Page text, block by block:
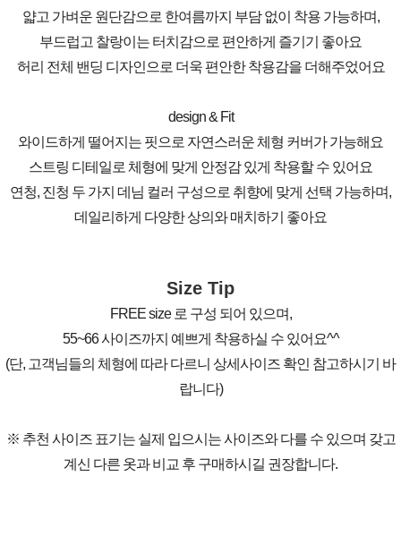
얇고 가벼운 원단감으로 한여름까지 부담 없이 착용 가능하며,
부드럽고 찰랑이는 터치감으로 편안하게 즐기기 좋아요
허리 전체 밴딩 디자인으로 더욱 편안한 착용감을 더해주었어요
design & Fit
와이드하게 떨어지는 핏으로 자연스러운 체형 커버가 가능해요
스트링 디테일로 체형에 맞게 안정감 있게 착용할 수 있어요
연청, 진청 두 가지 데님 컬러 구성으로 취향에 맞게 선택 가능하며,
데일리하게 다양한 상의와 매치하기 좋아요
Size Tip
FREE size 로 구성 되어 있으며,
55~66 사이즈까지 예쁘게 착용하실 수 있어요^^
(단, 고객님들의 체형에 따라 다르니 상세사이즈 확인 참고하시기 바
랍니다)
※ 추천 사이즈 표기는 실제 입으시는 사이즈와 다를 수 있으며 갖고
계신 다른 옷과 비교 후 구매하시길 권장합니다.